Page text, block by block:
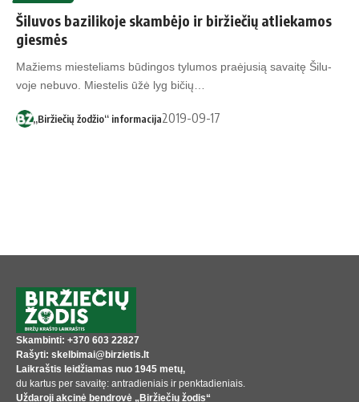
Šiluvos bazilikoje skambėjo ir biržiečių atliekamos
giesmės
Ma­žiems mies­te­liams bū­din­gos ty­lu­mos praė­ju­sią sa­vai­tę Ši­lu­
vo­je ne­bu­vo. Mies­te­lis ūžė lyg bi­čių…
„Biržiečių žodžio“ informacija2019-09-17
Skambinti: +370 603 22827
Rašyti: skelbimai@birzietis.lt
Laikraštis leidžiamas nuo 1945 metų,
du kartus per savaitę: antradieniais ir penktadieniais.
Uždaroji akcinė bendrovė „Biržiečių žodis“